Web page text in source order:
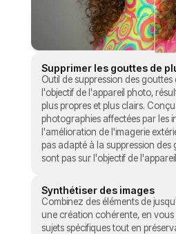
Supprimer les gouttes de
Outil de suppression des gouttes
l'objectif de l'appareil photo,
plus propres et plus clairs.
photographies affectées par les
l'amélioration de l'imagerie
pas adapté à la suppression des
sont pas sur l'objectif de
Synthétiser des images
Combinez des éléments de
une création cohérente, en
sujets spécifiques tout en